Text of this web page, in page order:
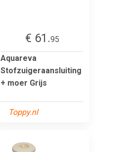
€ 61.95
Aquareva
Stofzuigeraansluiting
+ moer Grijs
Toppy.nl